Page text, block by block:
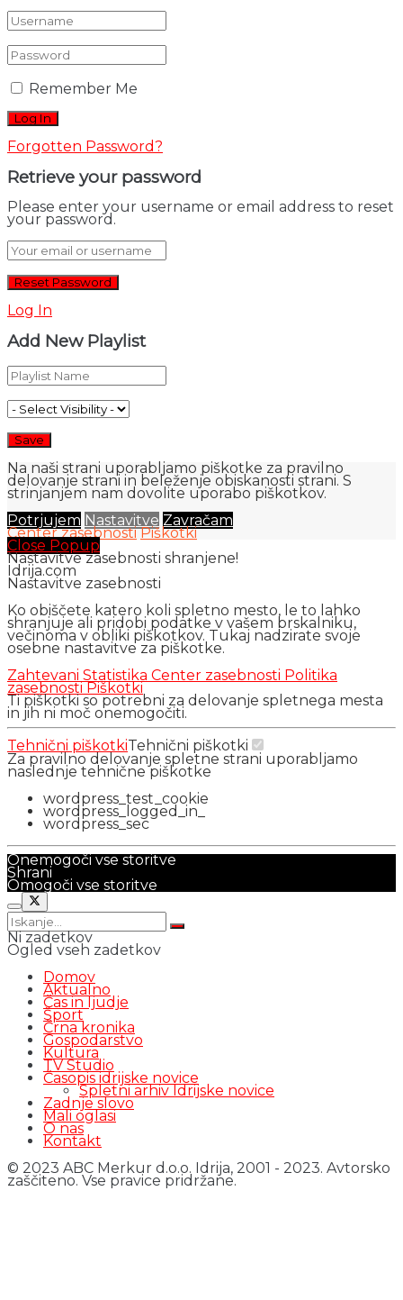
Remember Me
Forgotten Password?
Retrieve your password
Please enter your username or email address to reset
your password.
Log In
Add New Playlist
Na naši strani uporabljamo piškotke za pravilno
delovanje strani in beleženje obiskanosti strani. S
strinjanjem nam dovolite uporabo piškotkov.
Potrjujem Nastavitve Zavračam
Center zasebnosti Piškotki
Close Popup
Nastavitve zasebnosti shranjene!
Idrija.com
Nastavitve zasebnosti
Ko obiščete katero koli spletno mesto, le to lahko
shranjuje ali pridobi podatke v vašem brskalniku,
večinoma v obliki piškotkov. Tukaj nadzirate svoje
osebne nastavitve za piškotke.
Zahtevani Statistika Center zasebnosti Politika
zasebnostiPiškotki
Ti piškotki so potrebni za delovanje spletnega mesta
in jih ni moč onemogočiti.
Tehnični piškotkiTehnični piškotki
Za pravilno delovanje spletne strani uporabljamo
naslednje tehnične piškotke
wordpress_test_cookie
wordpress_logged_in_
wordpress_sec
Onemogoči vse storitve
Shrani
Omogoči vse storitve
Ni zadetkov
Ogled vseh zadetkov
Domov
Aktualno
Čas in ljudje
Šport
Črna kronika
Gospodarstvo
Kultura
TV Studio
Časopis idrijske novice
Spletni arhiv Idrijske novice
Zadnje slovo
Mali oglasi
O nas
Kontakt
© 2023 ABC Merkur d.o.o. Idrija, 2001 - 2023. Avtorsko
zaščiteno. Vse pravice pridržane.